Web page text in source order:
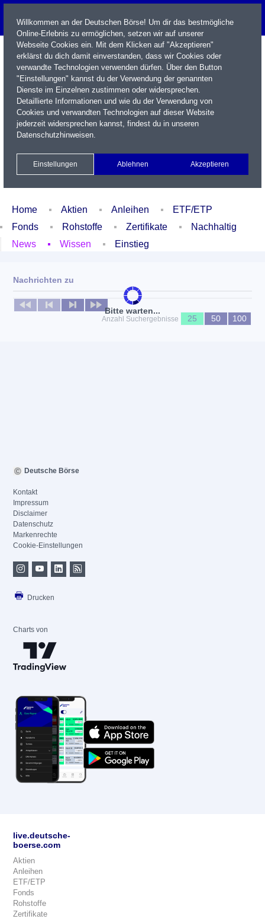
Name / WKN / ISIN / Kürzel
Xetra Realtime
Watchlist Portfolio Login
Home Aktien Anleihen
ETF/ETP
Fonds
Rohstoffe Zertifikate
Nachhaltig
News
Wissen Einstieg
Bitte warten...
Nachrichten zu
Keine News verfügbar
Anzahl Suchergebnisse
25 50 100
Willkommen an der Deutschen Börse! Um dir das bestmögliche
Online-Erlebnis zu ermöglichen, setzen wir auf unserer
Webseite Cookies ein. Mit dem Klicken auf "Akzeptieren"
erklärst du dich damit einverstanden, dass wir Cookies oder
verwandte Technologien verwenden dürfen. Über den Button
"Einstellungen" kannst du der Verwendung der genannten
Dienste im Einzelnen zustimmen oder widersprechen.
Detaillierte Informationen und wie du der Verwendung von
Cookies und verwandten Technologien auf dieser Website
jederzeit widersprechen kannst, findest du in unseren
Datenschutzhinweisen.
Einstellungen Ablehnen Akzeptieren
Deutsche Börse
Kontakt
Impressum
Disclaimer
Datenschutz
Markenrechte
Cookie-Einstellungen
Drucken
Charts von
live.deutsche-
boerse.com
Aktien
Anleihen
ETF/ETP
Fonds
Rohstoffe
Zertifikate